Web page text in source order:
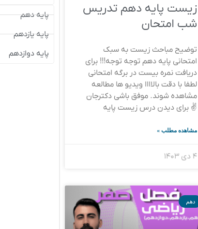
زیست پایه دهم تدریس
شب امتحان
توضیح مباحث زیست به سبک
امتحانی پایه دهم توجه توجه!!! برای
دریافت نمره بیست در برگه امتحانی
لطفا با دقت بالاااا ویدیو ها مطالعه
مشاهده شوند. موفق باشی دکترجان
✌️ برای دیدن درس زیست پایه
مشاهده مطلب »
۴ دی ۱۴۰۳
دهم
پایه دهم
پایه یازدهم
پایه دوازدهم